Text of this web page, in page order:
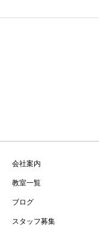
会社案内
教室一覧
ブログ
スタッフ募集